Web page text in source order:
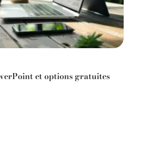
et options gratuites